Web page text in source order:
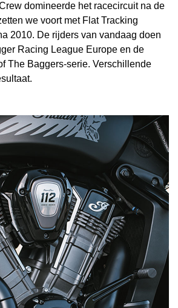
domineerde het racecircuit na de
we voort met Flat Tracking
2010. De rijders van vandaag doen
Racing League Europe en de
The Baggers-serie. Verschillende